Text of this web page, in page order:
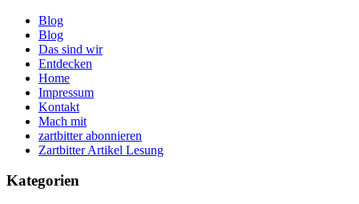
Blog
Blog
Das sind wir
Entdecken
Home
Impressum
Kontakt
Mach mit
zartbitter abonnieren
Zartbitter Artikel Lesung
Kategorien